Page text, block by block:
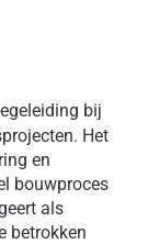
bij
Het
en
bouwproces
als
betrokken